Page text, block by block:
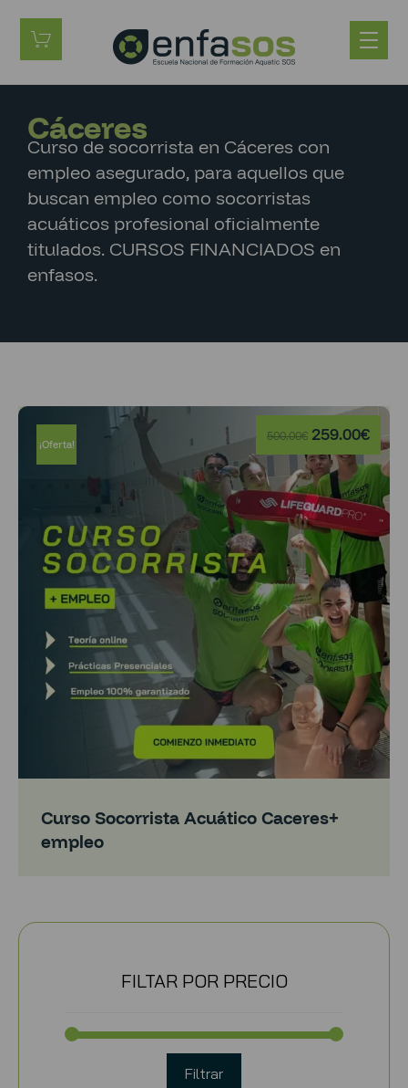
Cáceres
Curso de socorrista en Cáceres con
empleo asegurado, para aquellos que
buscan empleo como socorristas
acuáticos profesional oficialmente
titulados. CURSOS FINANCIADOS en
enfasos.
Curso Socorrista Acuático Caceres+
empleo
500.00€ 259.00€
¡Oferta!
FILTAR POR PRECIO
Filtrar